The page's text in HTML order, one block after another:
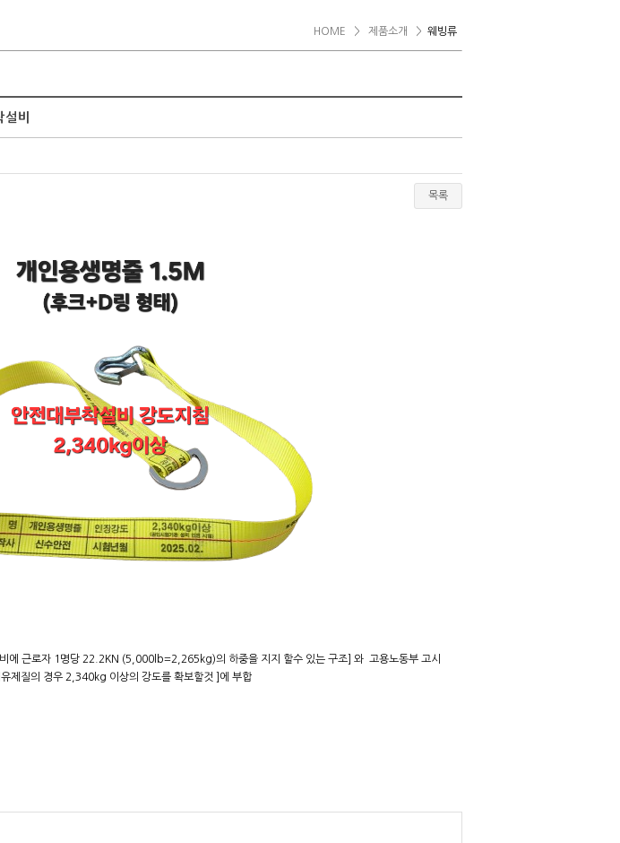
HOME > 제품소개 > 웨빙류
비
목록
에 근로자 1명당 22.2KN (5,000lb=2,265kg)의 하중을 지지 할수 있는 구조] 와 고용노동부 고시
제질의 경우 2,340kg 이상의 강도를 확보할것 ]에 부합